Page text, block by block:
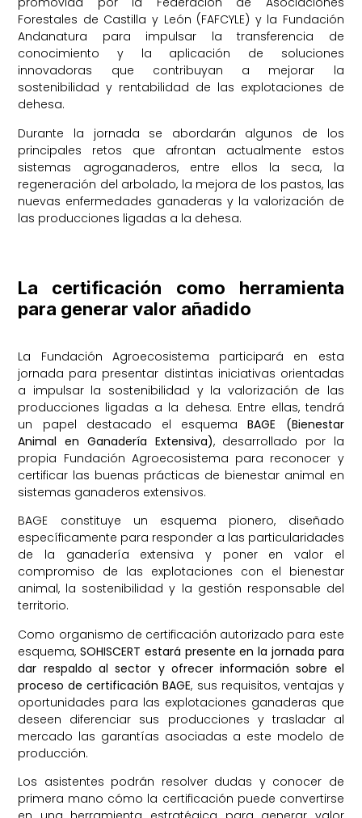
Forestales de Castilla y León (FAFCYLE) y la Fundación
Andanatura para impulsar la transferencia de
conocimiento y la aplicación de soluciones
innovadoras que contribuyan a mejorar la
sostenibilidad y rentabilidad de las explotaciones de
dehesa.
Durante la jornada se abordarán algunos de los
principales retos que afrontan actualmente estos
sistemas agroganaderos, entre ellos la seca, la
regeneración del arbolado, la mejora de los pastos, las
nuevas enfermedades ganaderas y la valorización de
las producciones ligadas a la dehesa.
La certificación como herramienta
para generar valor añadido
La Fundación Agroecosistema participará en esta
jornada para presentar distintas iniciativas orientadas
a impulsar la sostenibilidad y la valorización de las
producciones ligadas a la dehesa. Entre ellas, tendrá
un papel destacado el esquemaBAGE (Bienestar
Animal en Ganadería Extensiva), desarrollado por la
propia Fundación Agroecosistema para reconocer y
certificar las buenas prácticas de bienestar animal en
sistemas ganaderos extensivos.
BAGE constituye un esquema pionero, diseñado
específicamente para responder a las particularidades
de la ganadería extensiva y poner en valor el
compromiso de las explotaciones con el bienestar
animal, la sostenibilidad y la gestión responsable del
territorio.
Como organismo de certificación autorizado para este
esquema,SOHISCERT estará presente en la jornada para
dar respaldo al sector y ofrecer información sobre el
proceso de certificación BAGE, sus requisitos, ventajas y
oportunidades para las explotaciones ganaderas que
deseen diferenciar sus producciones y trasladar al
mercado las garantías asociadas a este modelo de
producción.
Los asistentes podrán resolver dudas y conocer de
primera mano cómo la certificación puede convertirse